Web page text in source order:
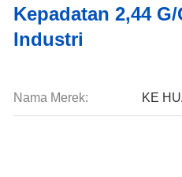
Kepadatan 2,44
Industri
Nama Merek: KE